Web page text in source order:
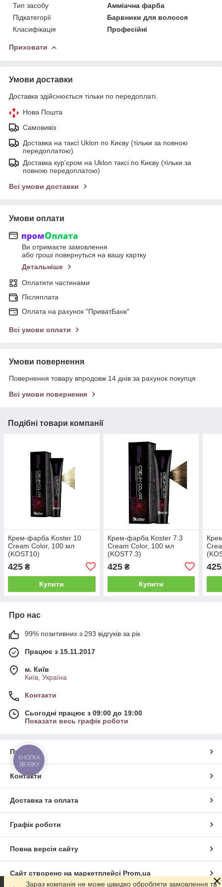
Тип засобу
Амміачна фарба
Підкатегорії
Барвники для волосся
Класифікація
Професійні
Приховати
Умови доставки
Доставка здійснюється тільки по передоплаті.
Нова Пошта
Самовивіз
Доставка на таксі Uklon по Києву (тільки за повною
передоплатою)
Доставка кур'єром на Uklon таксі по Києву (тільки за
повною передоплатою)
Всі умови доставки
Умови оплати
Ви отримаєте замовлення
або гроші повернуться на вашу картку
Детальніше
Оплатити частинами
Післяплата
Оплата на рахунок "ПриватБанк"
Всі умови оплати
Умови повернення
Повернення товару впродовж 14 днів за рахунок покупця
Всі умови повернення
Подібні товари компанії
Крем-фарба Koster 10
Cream Color, 100 мл
(KOST10)
425 ₴
Купити
Крем-фарба Koster 7.3
Cream Color, 100 мл
(KOST7.3)
425₴
Купити
425
Про нас
99% позитивних з 293 відгуків за рік
Працює з 15.11.2017
м. Київ
Київ, Україна
Контакти
Сьогодні працює з 09:00 до 19:00
Показати весь графік роботи
Про нас
Контакти
Доставка та оплата
Графік роботи
Повна версія сайту
Сайт створено на маркетплейсі Prom.ua
Зараз компанія не може швидко обробляти замовлення та
КНОПКА
ЗВ'ЯЗКУ